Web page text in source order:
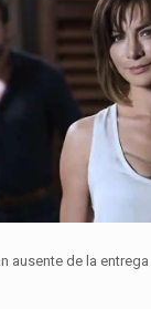
ausente de la